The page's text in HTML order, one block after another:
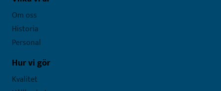
Om oss
Historia
Personal
Hur vi gör
Kvalitet